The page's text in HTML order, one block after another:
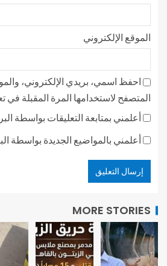
الموقع الإلكتروني
احفظ اسمي، بريدي الإلكتروني،
المتصفح لاستخدامها المرة المقبلة في
أعلمني بمتابعة التعليقات بواسطة
أعلمني بالمواضيع الجديدة بواسطة
MORE STORIES